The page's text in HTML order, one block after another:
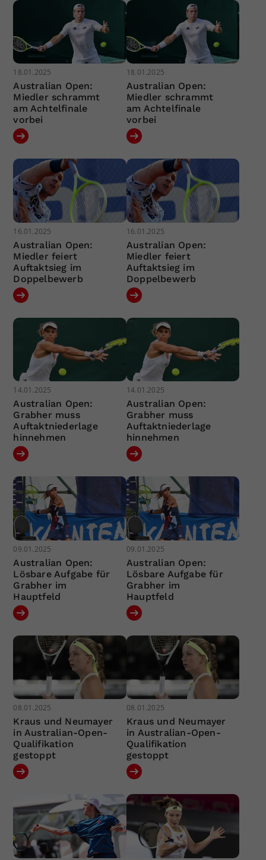
18.01.2025
Australian Open:
Miedler schrammt
am Achtelfinale
vorbei
18.01.2025
Australian Open:
Miedler schrammt
am Achtelfinale
vorbei
16.01.2025
Australian Open:
Miedler feiert
Auftaktsieg im
Doppelbewerb
16.01.2025
Australian Open:
Miedler feiert
Auftaktsieg im
Doppelbewerb
14.01.2025
Australian Open:
Grabher muss
Auftaktniederlage
hinnehmen
14.01.2025
Australian Open:
Grabher muss
Auftaktniederlage
hinnehmen
09.01.2025
Australian Open:
Lösbare Aufgabe für
Grabher im
Hauptfeld
09.01.2025
Australian Open:
Lösbare Aufgabe für
Grabher im
Hauptfeld
08.01.2025
Kraus und Neumayer
in Australian-Open-
Qualifikation
gestoppt
08.01.2025
Kraus und Neumayer
in Australian-Open-
Qualifikation
gestoppt